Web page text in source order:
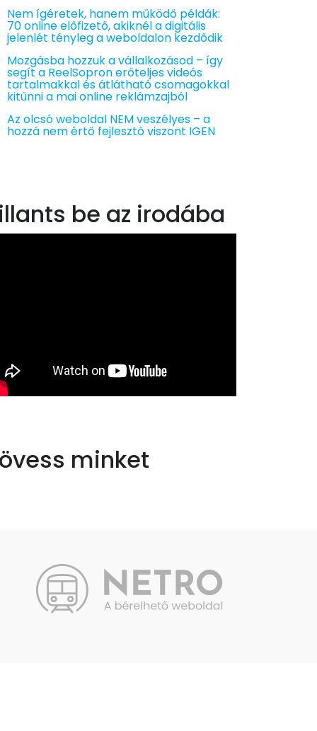
Nem ígéretek, hanem működő példák:
70 online előfizető, akiknél a digitális
jelenlét tényleg a weboldalon kezdődik
Mozgásba hozzuk a vállalkozásod – így
segít a ReelSopron erőteljes videós
tartalmakkal és átlátható csomagokkal
kitűnni a mai online reklámzajból
Az olcsó weboldal NEM veszélyes – a
hozzá nem értő fejlesztő viszont IGEN
be az irodába
minket